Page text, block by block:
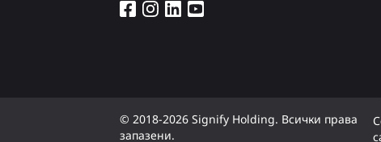
© 2018-2026 Signify Holding. Всички права
запазени.